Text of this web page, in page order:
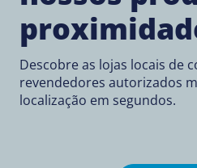
Descobre as lojas locais de
revendedores autorizados
localização em segundos.